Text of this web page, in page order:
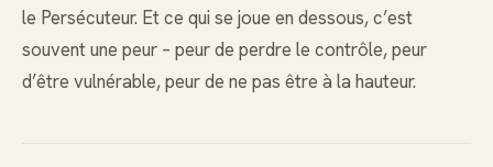
le Persécuteur. Et ce qui se joue en dessous, c’est
souvent une peur – peur de perdre le contrôle, peur
d’être vulnérable, peur de ne pas être à la hauteur.